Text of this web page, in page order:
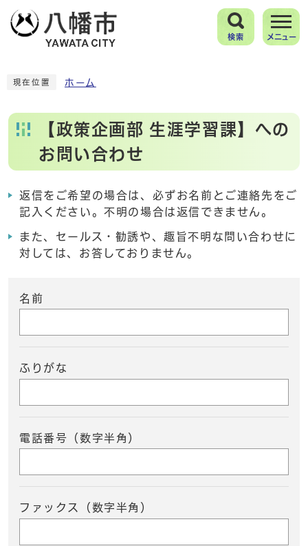
検索 メニュー
現在位置 ホーム
【政策企画部 生涯学習課】への
お問い合わせ
返信をご希望の場合は、必ずお名前とご連絡先をご
記入ください。不明の場合は返信できません。
また、セールス・勧誘や、趣旨不明な問い合わせに
対しては、お答しておりません。
名前
ふりがな
電話番号（数字半角）
ファックス（数字半角）